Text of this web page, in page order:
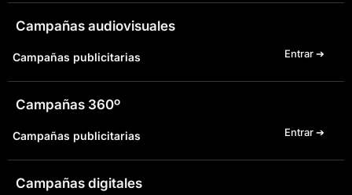
Campañas audiovisuales
Campañas publicitarias Entrar ➔
Campañas 360º
Campañas publicitarias Entrar ➔
Campañas digitales